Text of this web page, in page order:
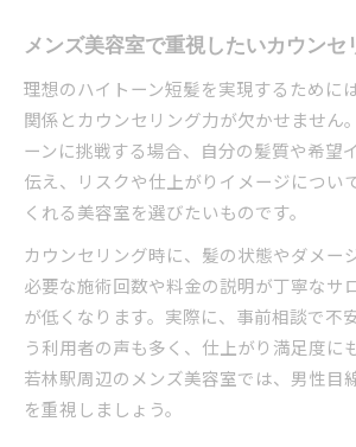
メンズ美容室で重視したいカウンセ
理想のハイトーン短髪を実現するために
関係とカウンセリング力が欠かせません
ーンに挑戦する場合、自分の髪質や希望
伝え、リスクや仕上がりイメージについ
くれる美容室を選びたいものです。
カウンセリング時に、髪の状態やダメー
必要な施術回数や料金の説明が丁寧なサ
が低くなります。実際に、事前相談で不
う利用者の声も多く、仕上がり満足度に
若林駅周辺のメンズ美容室では、男性目
を重視しましょう。